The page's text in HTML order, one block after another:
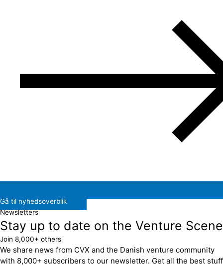
Gå til nyhedsoverblik
Newsletters
Stay up to date on the Venture Scene
Join 8,000+ others
We share news from CVX and the Danish venture community
with 8,000+ subscribers to our newsletter. Get all the best stuff